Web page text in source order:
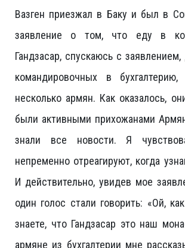
Вазген приезжал в Баку и был в
заявление о том, что еду в
Гандзасар, спускаюсь с
командировочных в
несколько армян. Как оказалось,
были активными прихожанами
знали все новости. Я
непременно отреагируют, когда
И действительно, увидев мое
один голос стали говорить: «Ой,
знаете, что Гандзасар это наш
армяне из бухгалтерии мне